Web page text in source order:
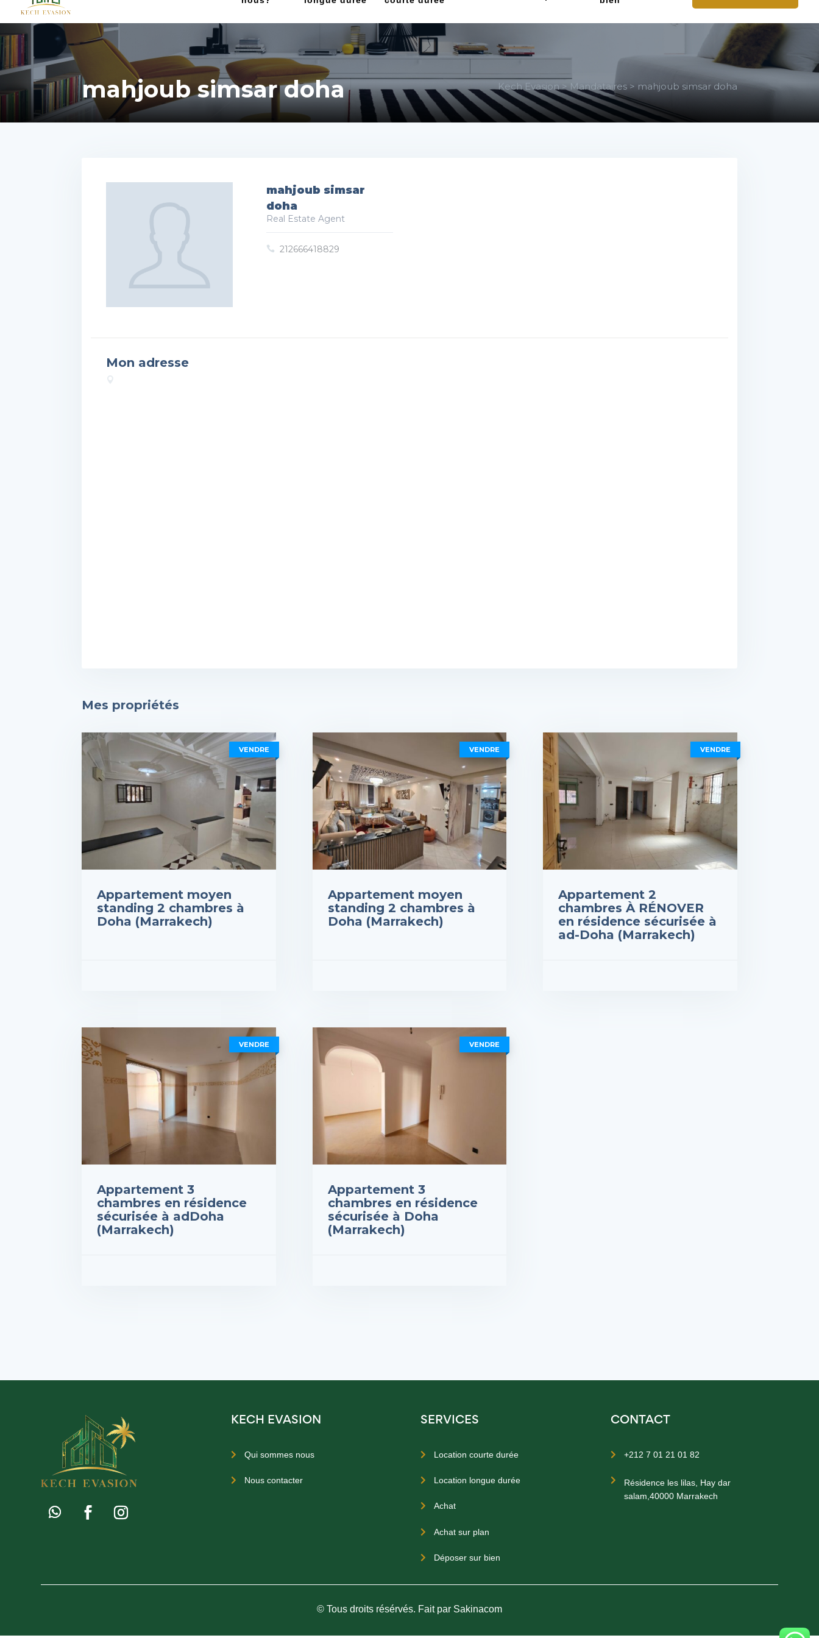
Kech Evasion> Mandataires> mahjoub simsar doha
mahjoub simsar doha
mahjoub simsar
doha
Real Estate Agent
 212666418829
Mon adresse

Mes propriétés
VENDRE
Appartement moyen
standing 2 chambres à
Doha (Marrakech)
VENDRE
Appartement moyen
standing 2 chambres à
Doha (Marrakech)
VENDRE
Appartement 2
chambres À RÉNOVER
en résidence sécurisée à
ad-Doha (Marrakech)
VENDRE
Appartement 3
chambres en résidence
sécurisée à adDoha
(Marrakech)
VENDRE
Appartement 3
chambres en résidence
sécurisée à Doha
(Marrakech)
KECH EVASION
 Qui sommes nous
 Nous contacter
SERVICES
 Location courte durée
 Location longue durée
 Achat
 Achat sur plan
 Déposer sur bien
CONTACT
 +212 7 01 21 01 82

Résidence les lilas, Hay dar
salam,40000 Marrakech
© Tous droits résérvés. Fait par Sakinacom